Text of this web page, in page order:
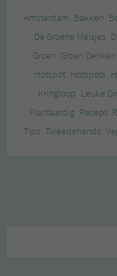
Amsterdam Bakken
De Groene Meisjes
Groen Groen Denken
Hotspot Hotspots
Kringloop Leuke
Plantaardig Recept
Tips Tweedehands